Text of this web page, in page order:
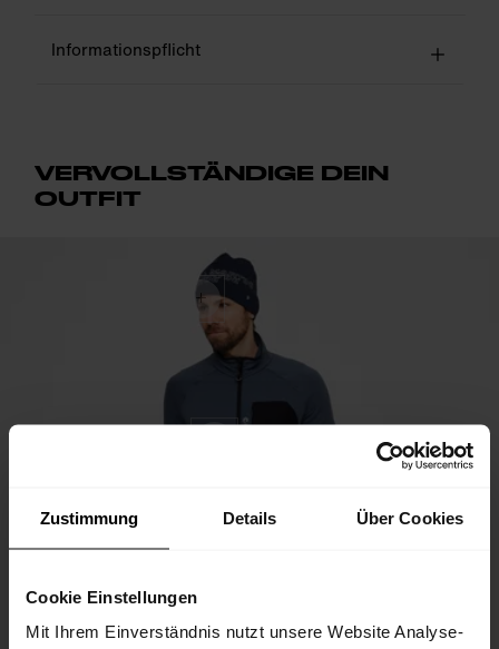
Zustimmung Details Über Cookies
Cookie Einstellungen
Mit Ihrem Einverständnis nutzt unsere Website Analyse-
Informationspflicht
VERVOLLSTÄNDIGE DEIN
OUTFIT